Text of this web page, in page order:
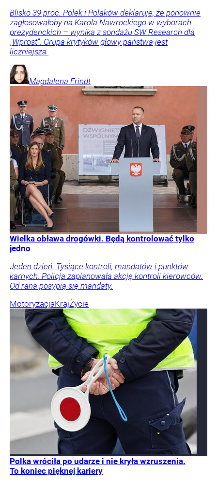
Blisko 39 proc. Polek i Polaków deklaruje, że ponownie
zagłosowałoby na Karola Nawrockiego w wyborach
prezydenckich – wynika z sondażu SW Research dla
„Wprost”. Grupa krytyków głowy państwa jest
liczniejsza.
Magdalena Frindt
Wielka obława drogówki. Będą kontrolować tylko
jedno
Jeden dzień. Tysiące kontroli, mandatów i punktów
karnych. Policja zaplanowała akcję kontroli kierowców.
Od rana posypią się mandaty.
MotoryzacjaKrajŻycie
Polka wróciła po udarze i nie kryła wzruszenia.
To koniec pięknej kariery